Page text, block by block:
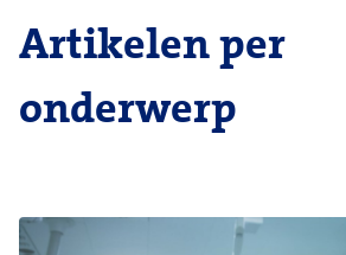
Artikelen per
onderwerp